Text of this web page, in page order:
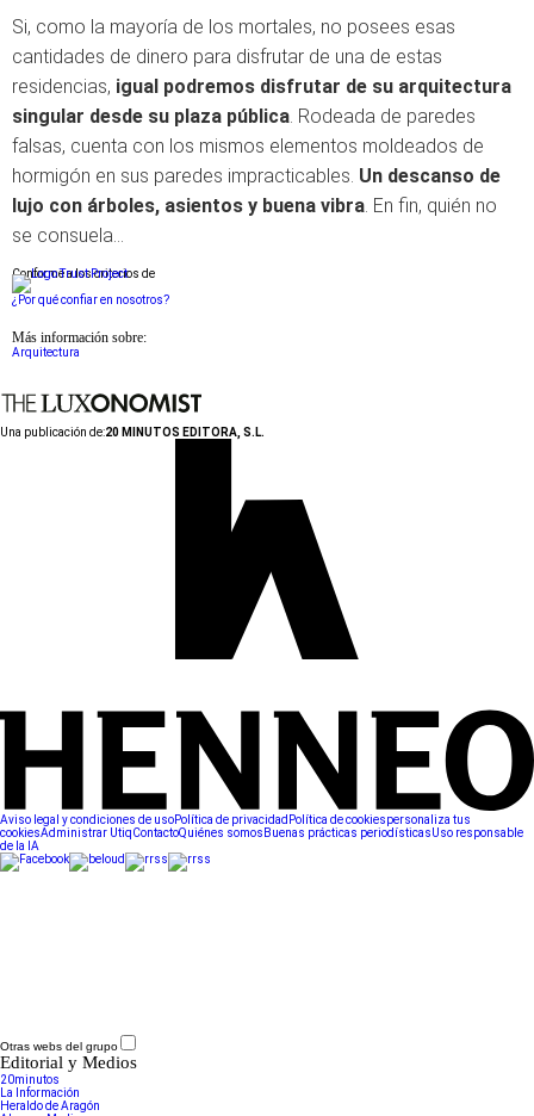
Si, como la mayoría de los mortales, no posees esas
cantidades de dinero para disfrutar de una de estas
residencias, igual podremos disfrutar de su arquitectura
singular desde su plaza pública. Rodeada de paredes
falsas, cuenta con los mismos elementos moldeados de
hormigón en sus paredes impracticables. Un descanso de
lujo con árboles, asientos y buena vibra. En fin, quién no
se consuela...
Conforme a los criterios de
¿Por qué confiar en nosotros?
Más información sobre:
Arquitectura
Una publicación de:20 MINUTOS EDITORA, S.L.
Aviso legal y condiciones de usoPolítica de privacidad Política de cookiespersonaliza tus
cookiesAdministrar UtiqContactoQuiénes somos Buenas prácticas periodísticasUso responsable
de la IA
Otras webs del grupo
Editorial y Medios
20minutos
La Información
Heraldo de Aragón